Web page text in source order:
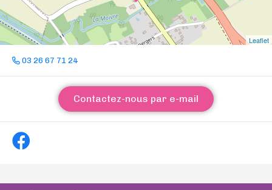
Leaflet
03 26 67 71 24
Contactez-nous par e-mail